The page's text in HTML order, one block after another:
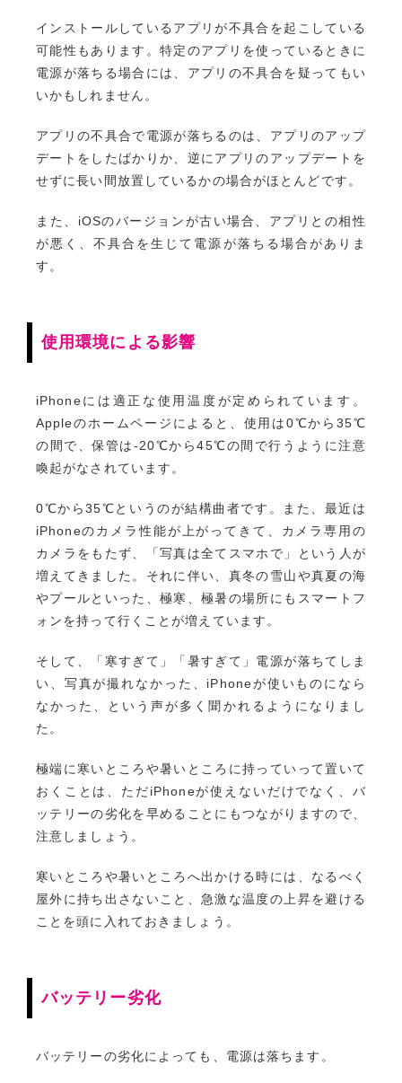
インストールしているアプリが不具合を起こしている
可能性もあります。特定のアプリを使っているときに
電源が落ちる場合には、アプリの不具合を疑ってもい
いかもしれません。
アプリの不具合で電源が落ちるのは、アプリのアップ
デートをしたばかりか、逆にアプリのアップデートを
せずに長い間放置しているかの場合がほとんどです。
また、iOSのバージョンが古い場合、アプリとの相性
が悪く、不具合を生じて電源が落ちる場合がありま
す。
使用環境による影響
iPhoneには適正な使用温度が定められています。
Appleのホームページによると、使用は0℃から35℃
の間で、保管は-20℃から45℃の間で行うように注意
喚起がなされています。
0℃から35℃というのが結構曲者です。また、最近は
iPhoneのカメラ性能が上がってきて、カメラ専用の
カメラをもたず、「写真は全てスマホで」という人が
増えてきました。それに伴い、真冬の雪山や真夏の海
やプールといった、極寒、極暑の場所にもスマートフ
ォンを持って行くことが増えています。
そして、「寒すぎて」「暑すぎて」電源が落ちてしま
い、写真が撮れなかった、iPhoneが使いものになら
なかった、という声が多く聞かれるようになりまし
た。
極端に寒いところや暑いところに持っていって置いて
おくことは、ただiPhoneが使えないだけでなく、バ
ッテリーの劣化を早めることにもつながりますので、
注意しましょう。
寒いところや暑いところへ出かける時には、なるべく
屋外に持ち出さないこと、急激な温度の上昇を避ける
ことを頭に入れておきましょう。
バッテリー劣化
バッテリーの劣化によっても、電源は落ちます。